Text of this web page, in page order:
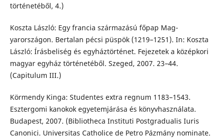
történetéből, 4.)
Koszta László: Egy francia származású főpap Mag-
yarországon. Bertalan pécsi püspök (1219–1251). In: Koszta
László: Írásbeliség és egyháztörténet. Fejezetek a középkori
magyar egyház történetéből. Szeged, 2007. 23–44.
(Capitulum III.)
Körmendy Kinga: Studentes extra regnum 1183–1543.
Esztergomi kanokok egyetemjárása és könyvhasználata.
Budapest, 2007. (Bibliotheca Instituti Postgradualis Iuris
Canonici. Universitas Catholice de Petro Pázmány nominate.